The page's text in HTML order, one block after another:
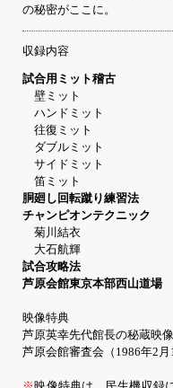
の秘密がここに。
収録内容
試合用ミット稽古
壁ミット
ハンドミット
往復ミット
ダブルミット
サイドミット
笛ミット
胴廻し回転蹴り練習法
チャンピオンテクニック
菊川結衣
大石航輝
試合攻略法
芦原会館東京本部西山道場
映像特典
芦原英幸先代館長の秘蔵映像
芦原会館審査会（1986年2月